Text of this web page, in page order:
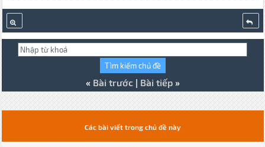
« Bài trước| Bài tiếp»
Các bài viết trong chủ đề này